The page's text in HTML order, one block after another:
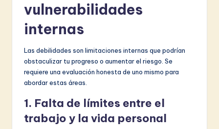
vulnerabilidades
internas
Las debilidades son limitaciones internas que podrían
obstaculizar tu progreso o aumentar el riesgo. Se
requiere una evaluación honesta de uno mismo para
abordar estas áreas.
1. Falta de límites entre el
trabajo y la vida personal